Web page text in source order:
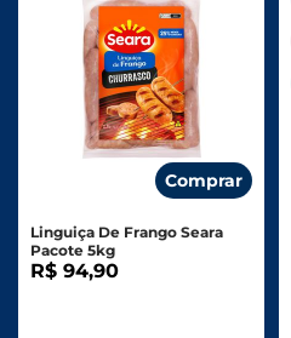
Comprar
Linguiça De Frango Seara
Pacote 5kg
R$ 94,90